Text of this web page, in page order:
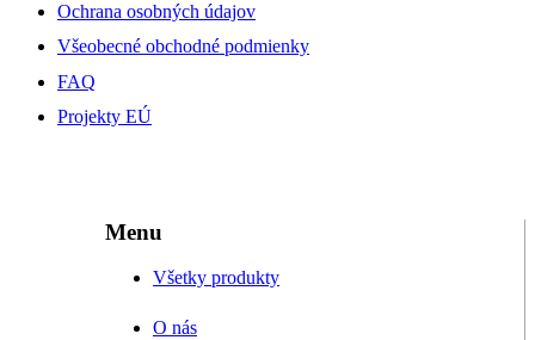
Ochrana osobných údajov
Všeobecné obchodné podmienky
FAQ
Projekty EÚ
Menu
Všetky produkty
O nás